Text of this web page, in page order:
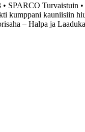
• SPARCO Turvaistuin •
kumppani kauniisiin
– Halpa ja